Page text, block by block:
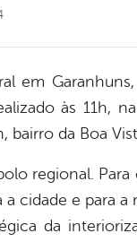
em
às 11h,
bairro da Boa
regional. Para
cidade e para a
da